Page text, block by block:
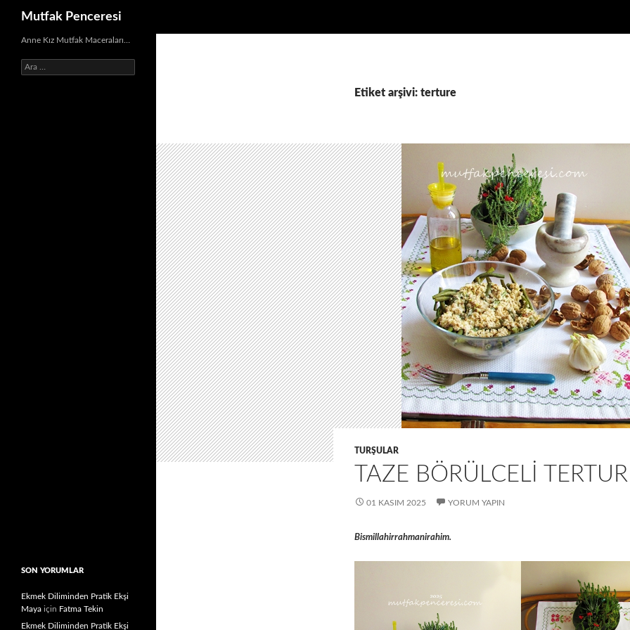
İçeriğe
Mutfak Penceresi
Etiket arşivi: terture
TURŞULAR
TAZE BÖRÜLCELI
01 KASIM 2025 YORUM YAPIN
Bismillahirrahmanirahim.
Anne Kız Mutfak Maceraları…
Arama:
SON YORUMLAR
Ekmek Diliminden Pratik Ekşi
Maya için Fatma Tekin
Ekmek Diliminden Pratik Ekşi